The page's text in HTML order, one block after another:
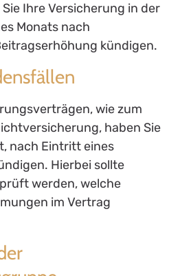
Ihre Versicherung in der
Monats nach
kündigen.
wie zum
haben Sie
nach Eintritt eines
Hierbei sollte
werden, welche
im Vertrag